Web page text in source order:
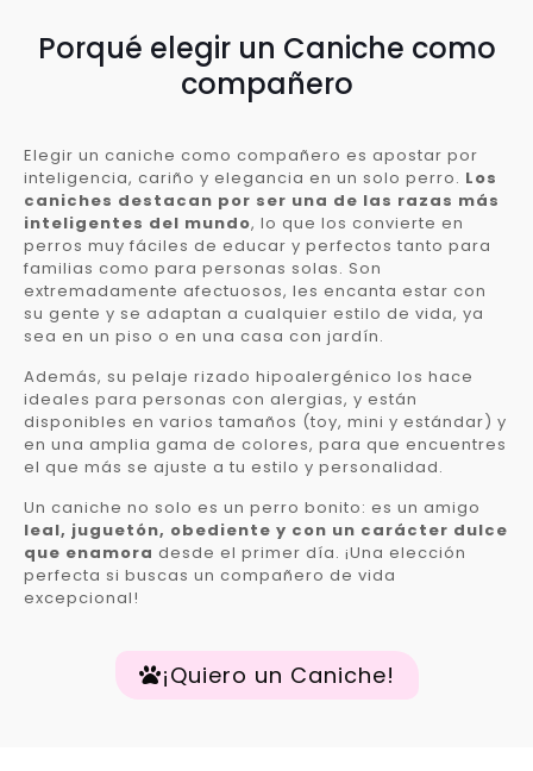
Porqué elegir un Caniche como
compañero
Elegir un caniche como compañero es apostar por
inteligencia, cariño y elegancia en un solo perro. Los
caniches destacan por ser una de las razas más
inteligentes del mundo, lo que los convierte en
perros muy fáciles de educar y perfectos tanto para
familias como para personas solas. Son
extremadamente afectuosos, les encanta estar con
su gente y se adaptan a cualquier estilo de vida, ya
sea en un piso o en una casa con jardín.
Además, su pelaje rizado hipoalergénico los hace
ideales para personas con alergias, y están
disponibles en varios tamaños (toy, mini y estándar) y
en una amplia gama de colores, para que encuentres
el que más se ajuste a tu estilo y personalidad.
Un caniche no solo es un perro bonito: es un amigo
leal, juguetón, obediente y con un carácter dulce
que enamora desde el primer día. ¡Una elección
perfecta si buscas un compañero de vida
excepcional!
¡Quiero un Caniche!